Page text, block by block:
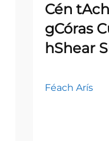
Cén
gCóras
hShear
Féach Arís